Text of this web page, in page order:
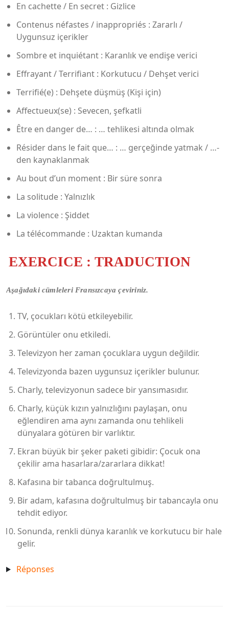
En cachette / En secret : Gizlice
Contenus néfastes / inappropriés : Zararlı /
Uygunsuz içerikler
Sombre et inquiétant : Karanlık ve endişe verici
Effrayant / Terrifiant : Korkutucu / Dehşet verici
Terrifié(e) : Dehşete düşmüş (Kişi için)
Affectueux(se) : Sevecen, şefkatli
Être en danger de… : … tehlikesi altında olmak
Résider dans le fait que… : … gerçeğinde yatmak / …-
den kaynaklanmak
Au bout d’un moment : Bir süre sonra
La solitude : Yalnızlık
La violence : Şiddet
La télécommande : Uzaktan kumanda
EXERCICE : TRADUCTION
Aşağıdaki cümleleri Fransızcaya çeviriniz.
TV, çocukları kötü etkileyebilir.
Görüntüler onu etkiledi.
Televizyon her zaman çocuklara uygun değildir.
Televizyonda bazen uygunsuz içerikler bulunur.
Charly, televizyonun sadece bir yansımasıdır.
Charly, küçük kızın yalnızlığını paylaşan, onu
eğlendiren ama aynı zamanda onu tehlikeli
dünyalara götüren bir varlıktır.
Ekran büyük bir şeker paketi gibidir: Çocuk ona
çekilir ama hasarlara/zararlara dikkat!
Kafasına bir tabanca doğrultulmuş.
Bir adam, kafasına doğrultulmuş bir tabancayla onu
tehdit ediyor.
Sonunda, renkli dünya karanlık ve korkutucu bir hale
gelir.
Réponses